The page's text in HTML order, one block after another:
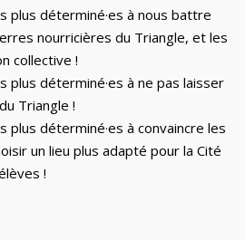
plus déterminé·es à nous battre
nourricières du Triangle, et les
collective !
plus déterminé·es à ne pas laisser
Triangle !
plus déterminé·es à convaincre les
un lieu plus adapté pour la Cité
!